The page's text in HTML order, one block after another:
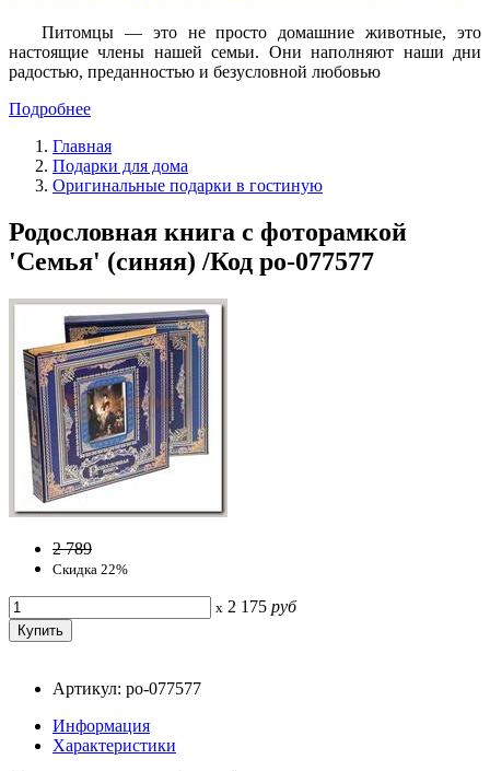
Питомцы — это не просто домашние животные, это
настоящие члены нашей семьи. Они наполняют наши дни
радостью, преданностью и безусловной любовью
Подробнее
Главная
Подарки для дома
Оригинальные подарки в гостиную
Родословная книга с фоторамкой
'Семья' (синяя) /Код po-077577
2 789
Скидка 22%
x 2 175 руб
Артикул: po-077577
Информация
Характеристики